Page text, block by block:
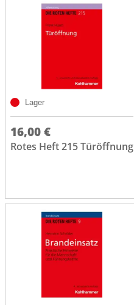
Lager
16,00 €
Rotes Heft 215 Türöffnung